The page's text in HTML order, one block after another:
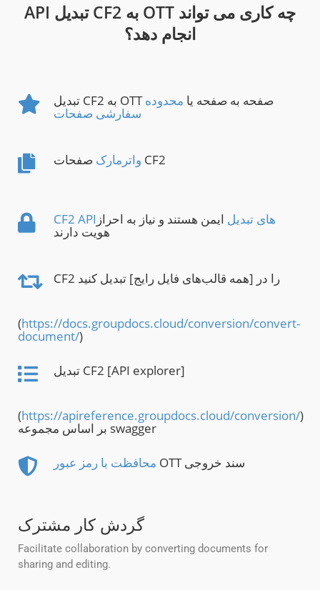
API تبدیل CF2 به OTT چه کاری می تواند
انجام دهد؟
تبدیل CF2 به OTT صفحه به صفحه یا محدوده
سفارشی صفحات
واترمارک صفحات CF2
CF2 APIهای تبدیل ایمن هستند و نیاز به احراز
هویت دارند
CF2 را در [همه قالب‌های فایل رایج] تبدیل کنید
(https://docs.groupdocs.cloud/conversion/convert-
document/)
تبدیل CF2 [API explorer]
(https://apireference.groupdocs.cloud/conversion/)
بر اساس مجموعه swagger
محافظت با رمز عبور OTT سند خروجی
گردش کار مشترک
Facilitate collaboration by converting documents for
sharing and editing.